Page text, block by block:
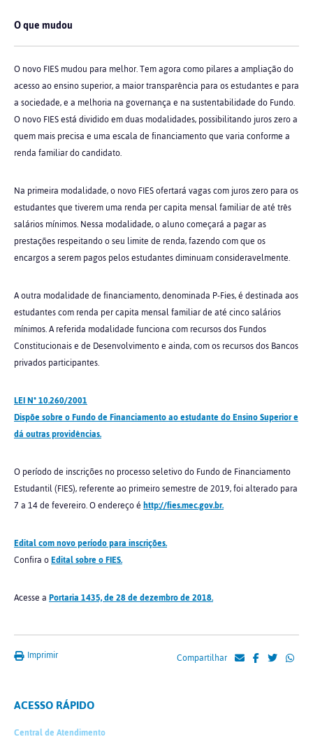
O que mudou
O novo FIES mudou para melhor. Tem agora como pilares a ampliação do
acesso ao ensino superior, a maior transparência para os estudantes e para
a sociedade, e a melhoria na governança e na sustentabilidade do Fundo.
O novo FIES está dividido em duas modalidades, possibilitando juros zero a
quem mais precisa e uma escala de financiamento que varia conforme a
renda familiar do candidato.
Na primeira modalidade, o novo FIES ofertará vagas com juros zero para os
estudantes que tiverem uma renda per capita mensal familiar de até três
salários mínimos. Nessa modalidade, o aluno começará a pagar as
prestações respeitando o seu limite de renda, fazendo com que os
encargos a serem pagos pelos estudantes diminuam consideravelmente.
A outra modalidade de financiamento, denominada P-Fies, é destinada aos
estudantes com renda per capita mensal familiar de até cinco salários
mínimos. A referida modalidade funciona com recursos dos Fundos
Constitucionais e de Desenvolvimento e ainda, com os recursos dos Bancos
privados participantes.
LEI Nº 10.260/2001
Dispõe sobre o Fundo de Financiamento ao estudante do Ensino Superior e
dá outras providências.
O período de inscrições no processo seletivo do Fundo de Financiamento
Estudantil (FIES), referente ao primeiro semestre de 2019, foi alterado para
7 a 14 de fevereiro. O endereço éhttp://fies.mec.gov.br.
Edital com novo período para inscrições.
Confira oEdital sobre o FIES.
Acesse aPortaria 1435, de 28 de dezembro de 2018.
Imprimir Compartilhar
ACESSO RÁPIDO
Central de Atendimento